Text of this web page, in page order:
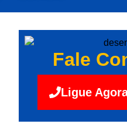
Fale
Ligue